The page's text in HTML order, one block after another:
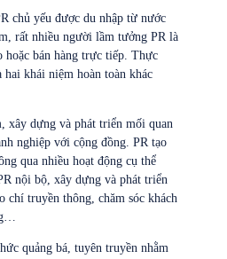
chủ yếu được du nhập từ nước
rất nhiều người lầm tưởng PR là
hoặc bán hàng trực tiếp. Thực
hai khái niệm hoàn toàn khác
dựng và phát triển mối quan
nghiệp với cộng đồng. PR tạo
qua nhiều hoạt động cụ thể
nội bộ, xây dựng và phát triển
chí truyền thông, chăm sóc khách
quảng bá, tuyên truyền nhằm